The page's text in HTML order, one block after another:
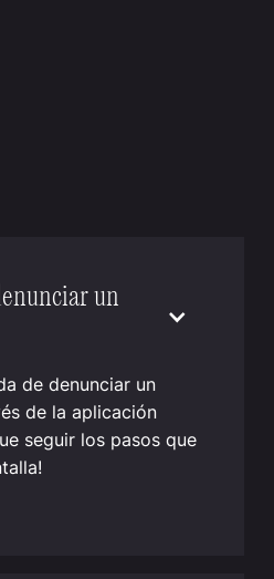
un
de denunciar un
de la aplicación
seguir los pasos que